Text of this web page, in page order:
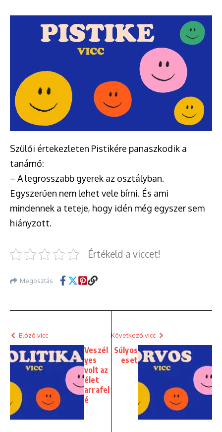
Szülői értekezleten Pistikére panaszkodik a
tanárnő:
– A legrosszabb gyerek az osztályban.
Egyszerűen nem lehet vele bírni. És ami
mindennek a teteje, hogy idén még egyszer sem
hiányzott.
Értékeld a viccet!
Megosztás
Előző vicc
Veszél
yes
volt az
élet
arrafel
é
Következő vicc
Súlyos
eset